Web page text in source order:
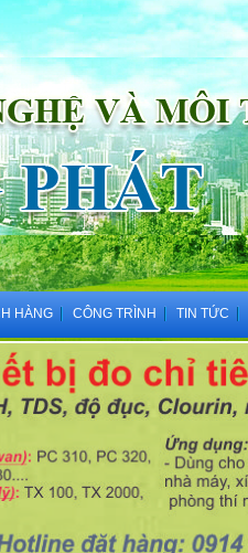
HÀNG CÔNG TRÌNH TIN TỨC